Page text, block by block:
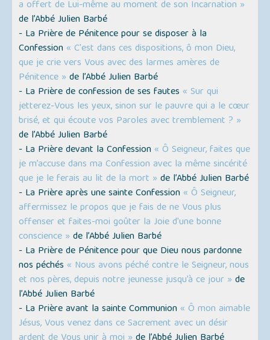
a offert de Lui-même au moment de son Incarnation »
de l’Abbé Julien Barbé
- La Prière de Pénitence pour se disposer à la
Confession « C'est dans ces dispositions, ô mon Dieu,
que je crie vers Vous avec des larmes amères de
Pénitence » de l’Abbé Julien Barbé
- La Prière de confession de ses fautes « Sur qui
jetterez-Vous les yeux, sinon sur le pauvre qui a le cœur
brisé, et qui écoute vos Paroles avec tremblement ? »
de l’Abbé Julien Barbé
- La Prière devant la Confession « Ô Seigneur, faites que
je m’accuse dans ma Confession avec la même sincérité
que je le ferais au lit de la mort » de l’Abbé Julien Barbé
- La Prière après une sainte Confession « Ô Seigneur,
affermissez le propos que je fais de ne Vous plus
offenser et faites-moi goûter la Joie d'une bonne
conscience » de l’Abbé Julien Barbé
- La Prière de Pénitence pour que Dieu nous pardonne
nos péchés « Nous avons péché contre le Seigneur, nous
et nos pères, depuis notre jeunesse jusqu’à ce jour » de
l’Abbé Julien Barbé
- La Prière avant la sainte Communion « Ô mon aimable
Jésus, Vous venez dans ce Sacrement avec un désir